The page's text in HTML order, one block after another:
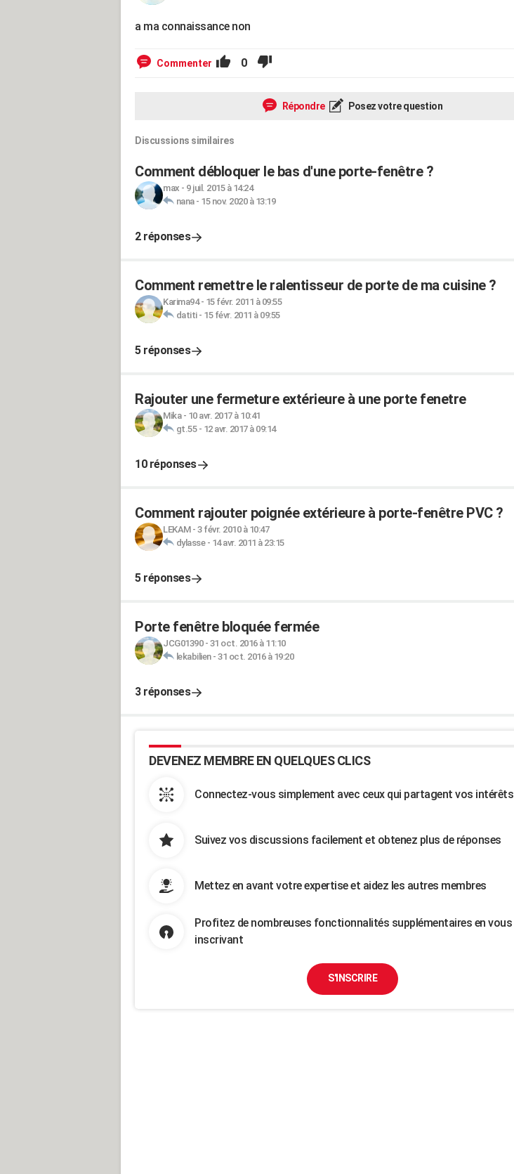
a ma connaissance non
Commenter 0
Répondre Posez votre question
Discussions similaires
Comment débloquer le bas d'une porte-fenêtre ?
max - 9 juil. 2015 à 14:24
nana- 15 nov. 2020 à 13:19
2 réponses
Comment remettre le ralentisseur de porte de ma cuisine ?
Karima94- 15 févr. 2011 à 09:55
datiti- 15 févr. 2011 à 09:55
5 réponses
Rajouter une fermeture extérieure à une porte fenetre
Mika- 10 avr. 2017 à 10:41
gt.55- 12 avr. 2017 à 09:14
10 réponses
Comment rajouter poignée extérieure à porte-fenêtre PVC ?
LEKAM- 3 févr. 2010 à 10:47
dylasse- 14 avr. 2011 à 23:15
5 réponses
Porte fenêtre bloquée fermée
JCG01390- 31 oct. 2016 à 11:10
lekabilien- 31 oct. 2016 à 19:20
3 réponses
DEVENEZ MEMBRE EN QUELQUES CLICS
Connectez-vous simplement avec ceux qui partagent vos intérêts
Suivez vos discussions facilement et obtenez plus de réponses
Mettez en avant votre expertise et aidez les autres membres
Profitez de nombreuses fonctionnalités supplémentaires en vous
inscrivant
S'INSCRIRE